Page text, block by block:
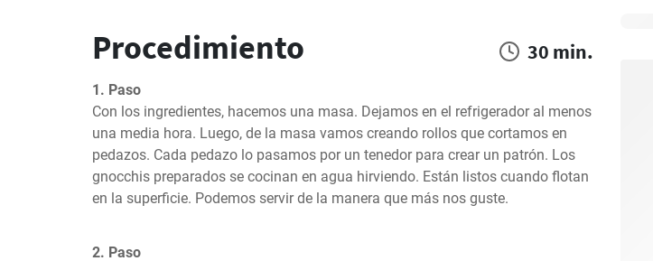
Procedimiento 30 min.
1. Paso
Con los ingredientes, hacemos una masa. Dejamos en el refrigerador al menos
una media hora. Luego, de la masa vamos creando rollos que cortamos en
pedazos. Cada pedazo lo pasamos por un tenedor para crear un patrón. Los
gnocchis preparados se cocinan en agua hirviendo. Están listos cuando flotan
en la superficie. Podemos servir de la manera que más nos guste.
2. Paso